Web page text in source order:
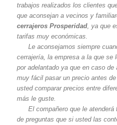
trabajos realizados los clientes
que aconsejan a vecinos y
cerrajeros Prosperidad , ya que
tarifas muy económicas.
Le aconsejamos siempre
cerrajería, la empresa a la que se
por adelantado ya que en caso
muy fácil pasar un precio antes
usted comparar precios entre
más le guste.
El compañero que le
de preguntas que si usted las